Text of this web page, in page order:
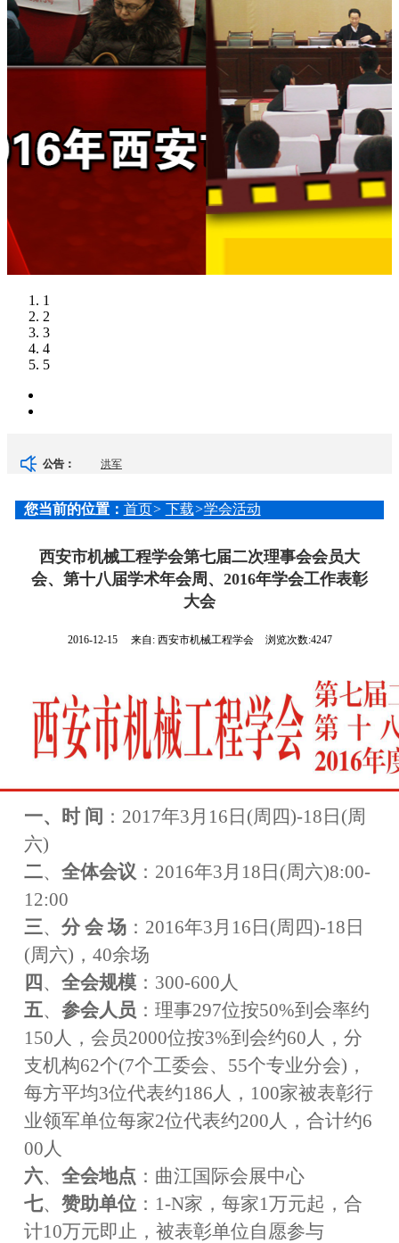
1
2
3
4
5
公告： 洪军
刘更
张敏
您当前的位置： 首页> 下载>学会活动
西安市机械工程学会第七届二次理事会会员大
会、第十八届学术年会周、2016年学会工作表彰
大会
2016-12-15 来自: 西安市机械工程学会 浏览次数:4247
一、 时 间 ： 2017年3月16日(周四)-18日(周
六)
二、 全体会议 ： 2016年3月18日(周六)8:00-
12:00
三、 分会 场： 2016年3月16日(周四)-18日
(周六)，40余场
四 、 全会规模： 300-600人
五、 参会人员 ：理事297位按50%到会率约
150人，会员2000位按3%到会约60人，分
支机构62个(7个工委会、55个专业分会)，
每方平均3位代表约186人，100家被表彰行
业领军单位每家2位代表约200人，合计约6
00人
六、 全会地点 ：曲江国际会展中心
七、 赞助单位： 1-N家，每家1万元起，合
计10万元即止，被表彰单位自愿参与